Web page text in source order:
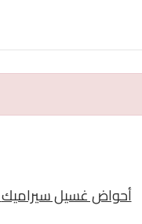
أحواض غسيل سيراميك